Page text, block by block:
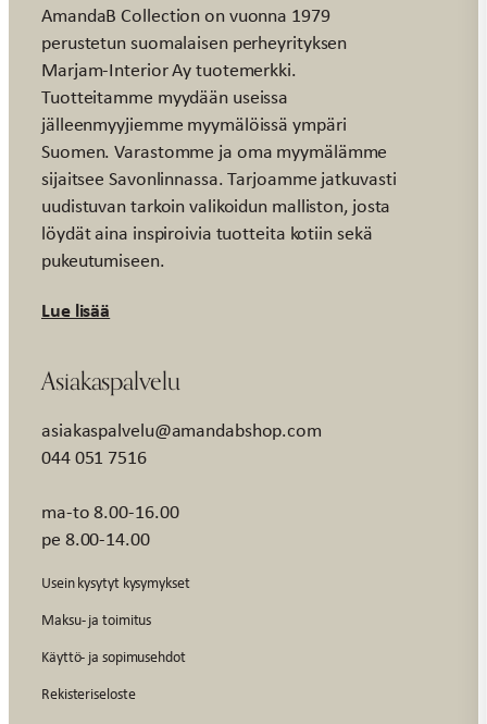
AmandaB Collection on vuonna 1979
perustetun suomalaisen perheyrityksen
Marjam-Interior Ay tuotemerkki.
Tuotteitamme myydään useissa
jälleenmyyjiemme myymälöissä ympäri
Suomen. Varastomme ja oma myymälämme
sijaitsee Savonlinnassa. Tarjoamme jatkuvasti
uudistuvan tarkoin valikoidun malliston, josta
löydät aina inspiroivia tuotteita kotiin sekä
pukeutumiseen.
Lue lisää
Asiakaspalvelu
asiakaspalvelu@amandabshop.com
044 051 7516
ma-to 8.00-16.00
pe 8.00-14.00
Usein kysytyt kysymykset
Maksu- ja toimitus
Käyttö- ja sopimusehdot
Rekisteriseloste